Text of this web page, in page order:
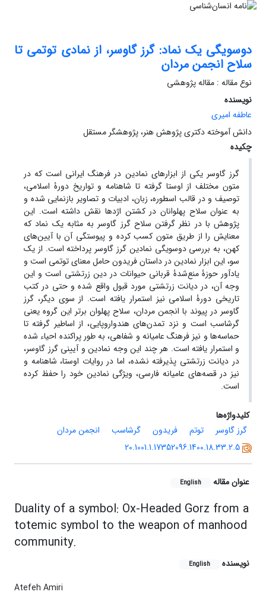
دوسویگی یک نماد: گرز گاوسر، از نمادی توتمی تا
سلاح انجمن مردان
نوع مقاله : مقاله پژوهشی
نویسنده
عاطفه امیری
دانش آموخته دکتری پژوهش هنر، پژوهشگر مستقل
چکیده
گرز گاوسر یکی از ابزارهای نمادین در فرهنگ ایرانی است که در
متون مختلف از اوستا گرفته تا شاهنامه و تواریخ دورۀ اسلامی،
توصیف‌ و در قالب اسطوره، زبان، ادبیات و تصاویر بازنمایی شده و
به‌ عنوان سلاح پهلوانان در کشتن اژدها نقش داشته است. این
پژوهش با در نظر گرفتن سلاح گرز گاوسر به‌ مثابه یک نماد که
معنایش را از طریق متون کسب کرده و پیوستگی آن با آیین‌های
کهن، به بررسی دوسویگی نمادین گرز گاوسر پرداخته است. از یک
سو، این ابزار نمادین در داستان فریدون حامل معنای توتمی است و
یادآور حوزۀ منع‌شدۀ قربانی حیوانات در دین زرتشتی است و این
وجه آن، در دیانت زرتشتی مورد قبول واقع ‌شده و حتی در کتب
تاریخی دورۀ اسلامی نیز استمرار یافته است. از سوی دیگر، گرز
گاوسر در پیوند با انجمن مردان، سلاح پهلوان برتر این گروه یعنی
گرشاسب است و نزد تمدن‌های هندواروپایی، از اساطیر گرفته تا
حماسه‌ها و نیز فرهنگ عامیانه و شفاهی، به طور پراکنده احیاء شده
و استمرار یافته است. هر چند این وجه نمادین و آیینی گرز گاوسر،
در دیانت زرتشتی پذیرفته ‌نشده، اما در روایات اوستا، شاهنامه و
نیز در قصه‌های عامیانه فارسی، ویژگی نمادین خود را حفظ کرده
است.
کلیدواژه‌ها
گرز گاوسر
توتم فریدون گرشاسب
انجمن مردان
20.1001.1.17352096.1400.18.33.2.5
عنوان مقاله English
Duality of a symbol: Ox-Headed Gorz from a
totemic symbol to the weapon of manhood
community.
نویسنده English
Atefeh Amiri